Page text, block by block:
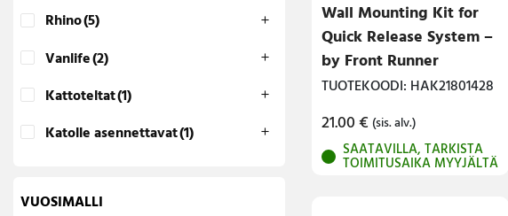
Rhino(5)
Vanlife(2)
Kattoteltat(1)
Katolle asennettavat(1)
VUOSIMALLI
Wall Mounting Kit for
Quick Release System –
by Front Runner
TUOTEKOODI: HAK21801428
21.00€ (sis. alv.)
SAATAVILLA, TARKISTA
TOIMITUSAIKA MYYJÄLTÄ